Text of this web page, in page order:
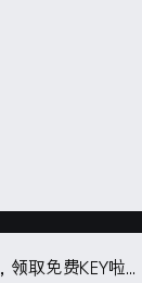
，领取免费KEY啦...